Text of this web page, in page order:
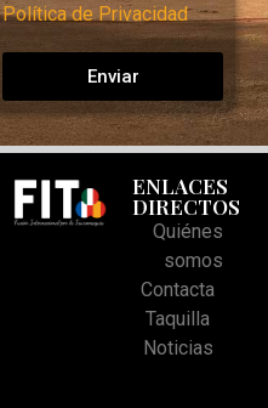
Política de Privacidad
Enviar
ENLACES
DIRECTOS
Quiénes
somos
Contacta
Taquilla
Noticias